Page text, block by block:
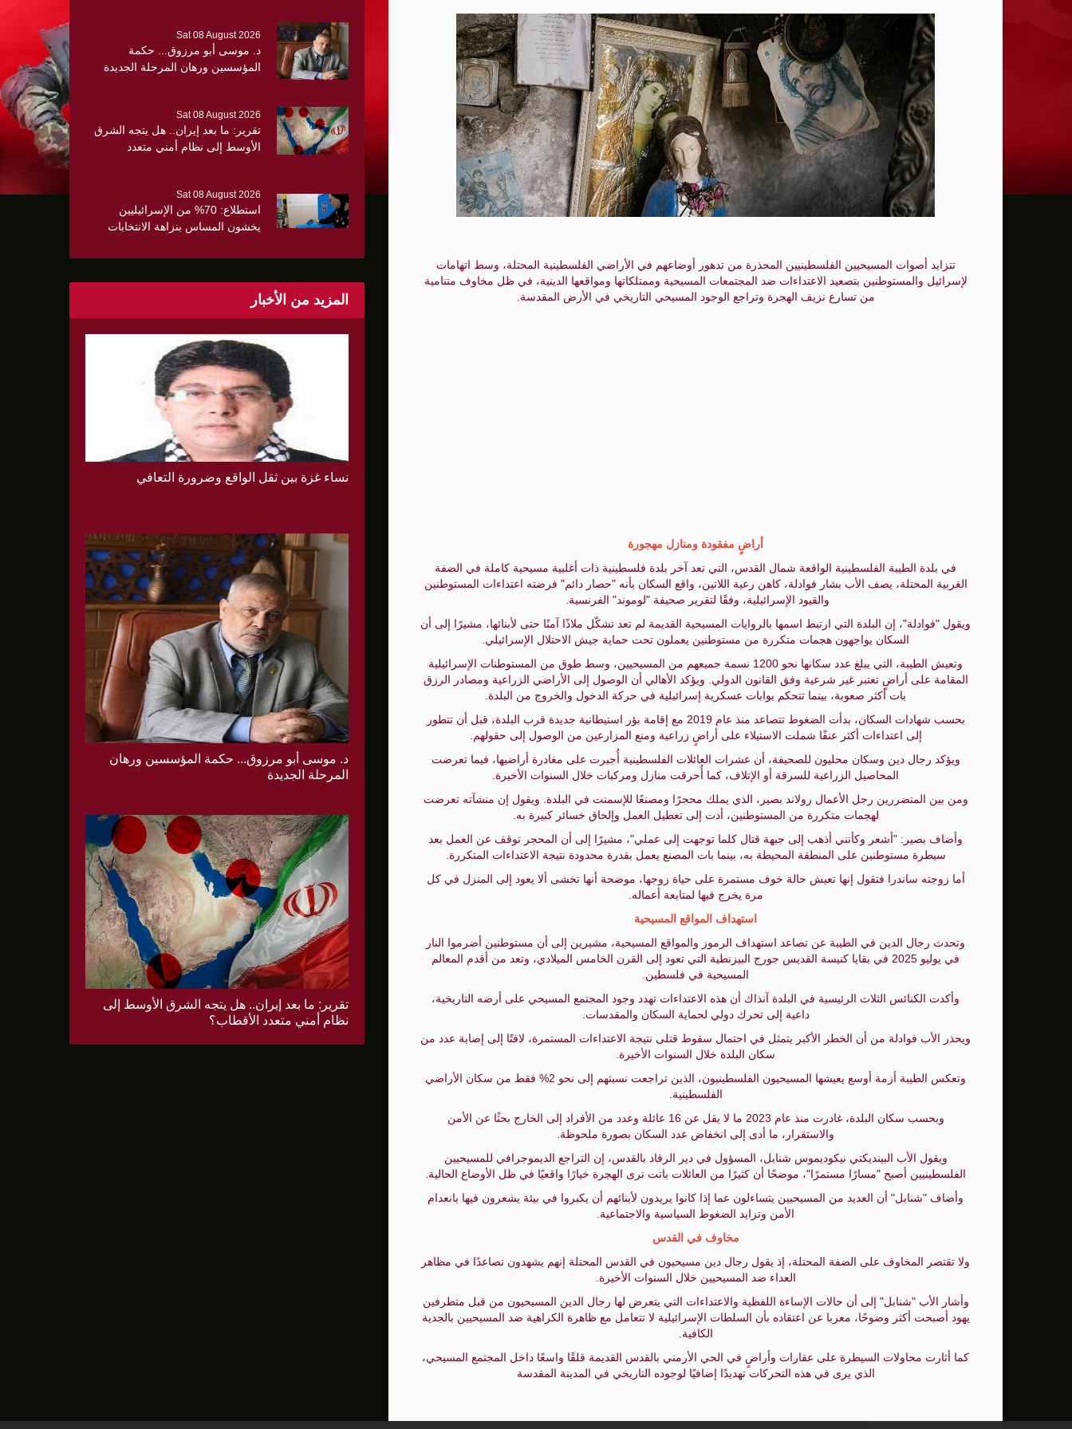
إدارة ترامب خسرت 75 حكماً في قضايا تتعلق بالتعديل الأول للدستور الأمريكي
عون: تقدم إيجابي في مفاوضات روما بشأن الحدود والأسرى
الزيدي لرئيس الاستخبارات السعودي: العراق يرفض استخدام أراضيه للإضرار بأي دولة
أمريكا تفرض عقوبات على منصة بدبي لمساعدتها الحرس الثوري
تقرير: حرب إيران تهز التقارب الاقتصادي بين واشنطن والخليج وتقلص الفائض التجاري الأميركي إلى أقل من الثلث
"اليونيسف" توقف موظفا رفيعا بتهمة التجسس لصالح إسرائيل
الإدارة الأمريكية تخصص مليار دولار لدعم إدارة رئيس كولومبيا الجديد
الدفاع الروسية تعلن تنفيذ ضربات دقيقة على أهداف عسكرية في كييف وأوديسا
تتزايد أصوات المسيحيين الفلسطينيين المحذرة من تدهور أوضاعهم في الأراضي الفلسطينية المحتلة، وسط اتهامات
لإسرائيل والمستوطنين بتصعيد الاعتداءات ضد المجتمعات المسيحية وممتلكاتها ومواقعها الدينية، في ظل مخاوف متنامية
من تسارع نزيف الهجرة وتراجع الوجود المسيحي التاريخي في الأرض المقدسة.
أراضٍ مفقودة ومنازل مهجورة
في بلدة الطيبة الفلسطينية الواقعة شمال القدس، التي تعد آخر بلدة فلسطينية ذات أغلبية مسيحية كاملة في الضفة
الغربية المحتلة، يصف الأب بشار فوادلة، كاهن رعية اللاتين، واقع السكان بأنه "حصار دائم" فرضته اعتداءات المستوطنين
والقيود الإسرائيلية، وفقًا لتقرير صحيفة "لوموند" الفرنسية.
ويقول "فوادلة"، إن البلدة التي ارتبط اسمها بالروايات المسيحية القديمة لم تعد تشكّل ملاذًا آمنًا حتى لأبنائها، مشيرًا إلى أن
السكان يواجهون هجمات متكررة من مستوطنين يعملون تحت حماية جيش الاحتلال الإسرائيلي.
وتعيش الطيبة، التي يبلغ عدد سكانها نحو 1200 نسمة جميعهم من المسيحيين، وسط طوق من المستوطنات الإسرائيلية
المقامة على أراضٍ تعتبر غير شرعية وفق القانون الدولي. ويؤكد الأهالي أن الوصول إلى الأراضي الزراعية ومصادر الرزق
بات أكثر صعوبة، بينما تتحكم بوابات عسكرية إسرائيلية في حركة الدخول والخروج من البلدة.
بحسب شهادات السكان، بدأت الضغوط تتصاعد منذ عام 2019 مع إقامة بؤر استيطانية جديدة قرب البلدة، قبل أن تتطور
إلى اعتداءات أكثر عنفًا شملت الاستيلاء على أراضٍ زراعية ومنع المزارعين من الوصول إلى حقولهم.
ويؤكد رجال دين وسكان محليون للصحيفة، أن عشرات العائلات الفلسطينية أُجبرت على مغادرة أراضيها، فيما تعرضت
المحاصيل الزراعية للسرقة أو الإتلاف، كما أُحرقت منازل ومركبات خلال السنوات الأخيرة.
ومن بين المتضررين رجل الأعمال رولاند بصير، الذي يملك محجرًا ومصنعًا للإسمنت في البلدة. ويقول إن منشآته تعرضت
لهجمات متكررة من المستوطنين، أدت إلى تعطيل العمل وإلحاق خسائر كبيرة به.
وأضاف بصير: "أشعر وكأنني أذهب إلى جبهة قتال كلما توجهت إلى عملي"، مشيرًا إلى أن المحجر توقف عن العمل بعد
سيطرة مستوطنين على المنطقة المحيطة به، بينما بات المصنع يعمل بقدرة محدودة نتيجة الاعتداءات المتكررة.
أما زوجته ساندرا فتقول إنها تعيش حالة خوف مستمرة على حياة زوجها، موضحة أنها تخشى ألا يعود إلى المنزل في كل
مرة يخرج فيها لمتابعة أعماله.
استهداف المواقع المسيحية
وتحدث رجال الدين في الطيبة عن تصاعد استهداف الرموز والمواقع المسيحية، مشيرين إلى أن مستوطنين أضرموا النار
في يوليو 2025 في بقايا كنيسة القديس جورج البيزنطية التي تعود إلى القرن الخامس الميلادي، وتعد من أقدم المعالم
المسيحية في فلسطين.
وأكدت الكنائس الثلاث الرئيسية في البلدة آنذاك أن هذه الاعتداءات تهدد وجود المجتمع المسيحي على أرضه التاريخية،
داعية إلى تحرك دولي لحماية السكان والمقدسات.
ويحذر الأب فوادلة من أن الخطر الأكبر يتمثل في احتمال سقوط قتلى نتيجة الاعتداءات المستمرة، لافتًا إلى إصابة عدد من
سكان البلدة خلال السنوات الأخيرة.
وتعكس الطيبة أزمة أوسع يعيشها المسيحيون الفلسطينيون، الذين تراجعت نسبتهم إلى نحو 2% فقط من سكان الأراضي
الفلسطينية.
وبحسب سكان البلدة، غادرت منذ عام 2023 ما لا يقل عن 16 عائلة وعدد من الأفراد إلى الخارج بحثًا عن الأمن
والاستقرار، ما أدى إلى انخفاض عدد السكان بصورة ملحوظة.
ويقول الأب البينديكتي نيكوديموس شنابل، المسؤول في دير الرقاد بالقدس، إن التراجع الديموجرافي للمسيحيين
الفلسطينيين أصبح "مسارًا مستمرًا"، موضحًا أن كثيرًا من العائلات باتت ترى الهجرة خيارًا واقعيًا في ظل الأوضاع الحالية.
وأضاف "شنابل" أن العديد من المسيحيين يتساءلون عما إذا كانوا يريدون لأبنائهم أن يكبروا في بيئة يشعرون فيها بانعدام
الأمن وتزايد الضغوط السياسية والاجتماعية.
مخاوف في القدس
ولا تقتصر المخاوف على الضفة المحتلة، إذ يقول رجال دين مسيحيون في القدس المحتلة إنهم يشهدون تصاعدًا في مظاهر
العداء ضد المسيحيين خلال السنوات الأخيرة.
وأشار الأب "شنابل" إلى أن حالات الإساءة اللفظية والاعتداءات التي يتعرض لها رجال الدين المسيحيون من قبل متطرفين
يهود أصبحت أكثر وضوحًا، معربا عن اعتقاده بأن السلطات الإسرائيلية لا تتعامل مع ظاهرة الكراهية ضد المسيحيين بالجدية
الكافية.
كما أثارت محاولات السيطرة على عقارات وأراضٍ في الحي الأرمني بالقدس القديمة قلقًا واسعًا داخل المجتمع المسيحي،
الذي يرى في هذه التحركات تهديدًا إضافيًا لوجوده التاريخي في المدينة المقدسة
Sat 08 August 2026
د. موسى أبو مرزوق... حكمة
المؤسسين ورهان المرحلة الجديدة
Sat 08 August 2026
تقرير: ما بعد إيران.. هل يتجه الشرق
الأوسط إلى نظام أمني متعدد
Sat 08 August 2026
استطلاع: 70% من الإسرائيليين
يخشون المساس بنزاهة الانتخابات
والانقسام السياسي
المزيد من الأخبار
نساء غزة بين ثقل الواقع وضرورة التعافي
د. موسى أبو مرزوق... حكمة المؤسسين ورهان
المرحلة الجديدة
تقرير: ما بعد إيران.. هل يتجه الشرق الأوسط إلى
نظام أمني متعدد الأقطاب؟